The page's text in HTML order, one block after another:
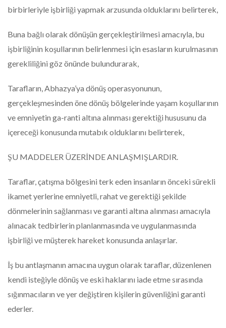
birbirleriyle işbirliği yapmak arzusunda olduklarını belirterek,
Buna bağlı olarak dönüşün gerçekleştirilmesi amacıyla, bu
işbirliğinin koşullarının belirlenmesi için esasların kurulmasının
gerekliliğini göz önünde bulundurarak,
Tarafların, Abhazya’ya dönüş operasyonunun,
gerçekleşmesinden öne dönüş bölgelerinde yaşam koşullarının
ve emniyetin ga-ranti altına alınması gerektiği hususunu da
içereceği konusunda mutabık olduklarını belirterek,
ŞU MADDELER ÜZERİNDE ANLAŞMIŞLARDIR.
Taraflar, çatışma bölgesini terk eden insanların önceki sürekli
ikamet yerlerine emniyetli, rahat ve gerektiği şekilde
dönmelerinin sağlanması ve garanti altına alınması amacıyla
alınacak tedbirlerin planlanmasında ve uygulanmasında
işbirliği ve müşterek hareket konusunda anlaşırlar.
İş bu antlaşmanın amacına uygun olarak taraflar, düzenlenen
kendi isteğiyle dönüş ve eski haklarını iade etme sırasında
sığınmacıların ve yer değiştiren kişilerin güvenliğini garanti
ederler.